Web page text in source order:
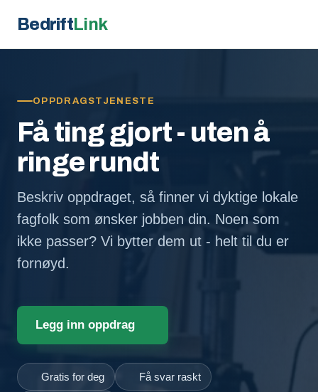
BedriftLink
OPPDRAGSTJENESTE
Få ting gjort - uten å
ringe rundt
Beskriv oppdraget, så finner vi dyktige lokale
fagfolk som ønsker jobben din. Noen som
ikke passer? Vi bytter dem ut - helt til du er
fornøyd.
Legg inn oppdrag
Gratis for deg Få svar raskt